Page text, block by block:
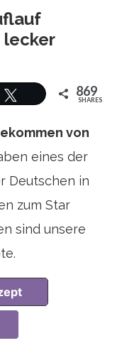
lecker
869
SHARES
von
eines der
Deutschen in
zum Star
sind unsere